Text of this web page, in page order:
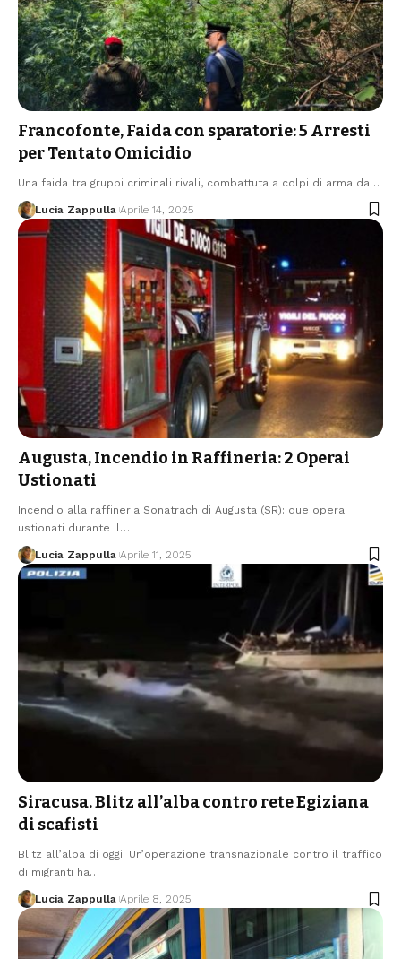
Francofonte, Faida con sparatorie: 5 Arresti
per Tentato Omicidio
Una faida tra gruppi criminali rivali, combattuta a colpi di arma da…
Lucia Zappulla Aprile 14, 2025
Augusta, Incendio in Raffineria: 2 Operai
Ustionati
Incendio alla raffineria Sonatrach di Augusta (SR): due operai
ustionati durante il…
Lucia Zappulla Aprile 11, 2025
Siracusa. Blitz all’alba contro rete Egiziana
di scafisti
Blitz all’alba di oggi. Un’operazione transnazionale contro il traffico
di migranti ha…
Lucia Zappulla Aprile 8, 2025